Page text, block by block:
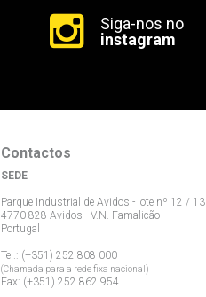
Siga-nos no
instagram
Contactos
SEDE
Parque Industrial de Avidos - lote nº 12 / 13
4770-828 Avidos - V.N. Famalicão
Portugal
Tel.: (+351) 252 808 000
(Chamada para a rede fixa nacional)
Fax: (+351) 252 862 954